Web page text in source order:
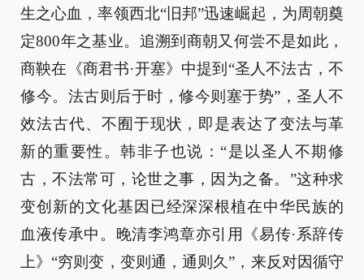
生之心血，率领西北“旧邦”迅速崛起，为周朝奠
定800年之基业。追溯到商朝又何尝不是如此，
商鞅在《商君书·开塞》中提到“圣人不法古，不
修今。法古则后于时，修今则塞于势”，圣人不
效法古代、不囿于现状，即是表达了变法与革
新的重要性。韩非子也说：“是以圣人不期修
古，不法常可，论世之事，因为之备。”这种求
变创新的文化基因已经深深根植在中华民族的
血液传承中。晚清李鸿章亦引用《易传·系辞传
上》“穷则变，变则通，通则久”，来反对因循守